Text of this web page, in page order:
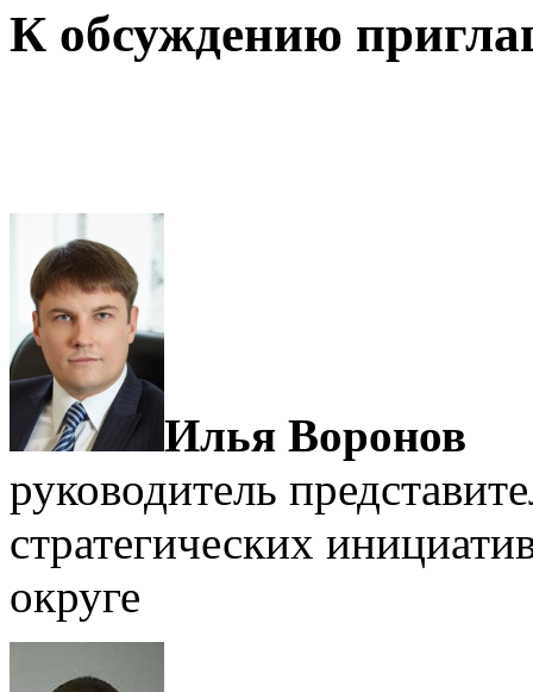
К обсуждению
Илья Воронов
руководитель
стратегических
округе